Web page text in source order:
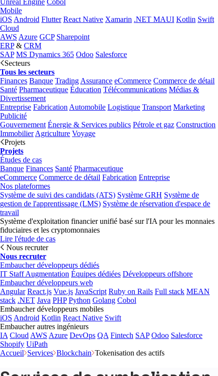
Unreal Engine Cobol
Mobile
iOS Android Flutter React Native Xamarin .NET MAUI Kotlin Swift
Cloud
AWS Azure GCP Sharepoint
ERP& CRM
SAP MS Dynamics 365 Odoo Salesforce
Secteurs
Tous les secteurs
Finances Banque Trading Assurance eCommerce Commerce de détail
Santé Pharmaceutique Éducation Télécommunications Médias &
Divertissement
Entreprise Fabrication Automobile Logistique Transport Marketing
Publicité
Gouvernement Énergie & Services publics Pétrole et gaz Construction
Immobilier Agriculture Voyage
Projets
Projets
Études de cas
Banque Finances Santé Pharmaceutique
eCommerce Commerce de détail Fabrication Entreprise
Nos plateformes
Système de suivi des candidats (ATS) Système GRH Système de
gestion de l'apprentissage (LMS) Système de réservation d'espace de
travail
Système d'exploitation financier unifié basé sur l'IA pour les monnaies
fiduciaires et les cryptomonnaies
Lire l'étude de cas
Nous recruter
Nous recruter
Embaucher développeurs dédiés
IT Staff Augmentation Équipes dédiées Développeurs offshore
Embaucher développeurs web
Angular React.js Vue.js JavaScript Ruby on Rails Full stack MEAN
stack .NET Java PHP Python Golang Cobol
Embaucher développeurs mobiles
iOS Android Kotlin React Native Swift
Embaucher autres ingénieurs
IA Cloud AWS Azure DevOps QA Fintech SAP Odoo Salesforce
Shopify UiPath
Accueil Services Blockchain Tokenisation des actifs